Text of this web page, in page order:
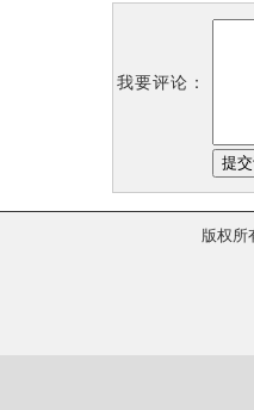
我要评论：
版权所